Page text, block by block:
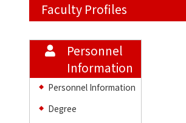
Faculty Profiles
Personnel
Information
◆ Personnel Information
◆ Degree